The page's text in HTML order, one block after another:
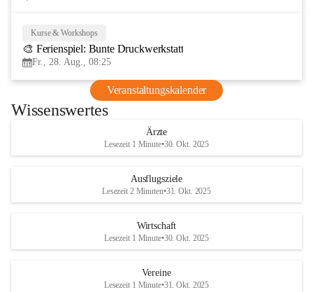
Kurse & Workshops
🎨 Ferienspiel: Bunte Druckwerkstatt
Fr., 28. Aug., 08:25
Veranstaltungskalender
Wissenswertes
Ärzte
Lesezeit 1 Minute•30. Okt. 2025
Ausflugsziele
Lesezeit 2 Minuten•31. Okt. 2025
Wirtschaft
Lesezeit 1 Minute•30. Okt. 2025
Vereine
Lesezeit 1 Minute•31. Okt. 2025